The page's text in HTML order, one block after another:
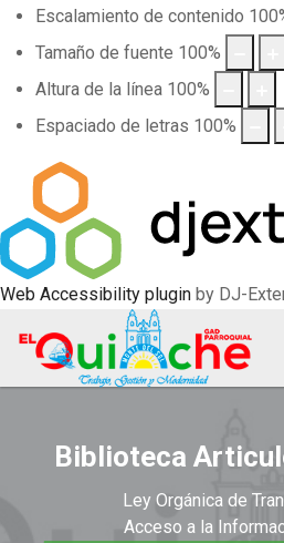
Escalamiento de contenido 100
Tamaño de fuente 100%
Altura de la línea 100%
Espaciado de letras 100%
Web Accessibility plugin by DJ-
Biblioteca
Ley Orgánica de
Acceso a la